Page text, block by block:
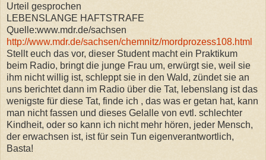
Urteil gesprochen
LEBENSLANGE HAFTSTRAFE
Quelle:www.mdr.de/sachsen
http://www.mdr.de/sachsen/chemnitz/mordprozess108.html
Stellt euch das vor, dieser Student macht ein Praktikum
beim Radio, bringt die junge Frau um, erwürgt sie, weil sie
ihm nicht willig ist, schleppt sie in den Wald, zündet sie an
uns berichtet dann im Radio über die Tat, lebenslang ist das
wenigste für diese Tat, finde ich , das was er getan hat, kann
man nicht fassen und dieses Gelalle von evtl. schlechter
Kindheit, oder so kann ich nicht mehr hören, jeder Mensch,
der erwachsen ist, ist für sein Tun eigenverantwortlich,
Basta!